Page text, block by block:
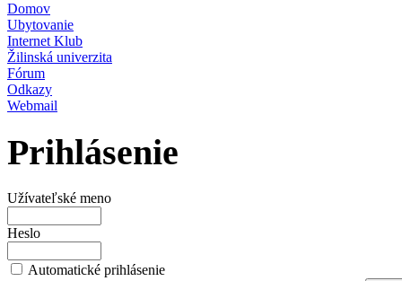
Domov
Ubytovanie
Internet Klub
Žilinská univerzita
Fórum
Odkazy
Webmail
Prihlásenie
Užívateľské meno
Heslo
Automatické prihlásenie